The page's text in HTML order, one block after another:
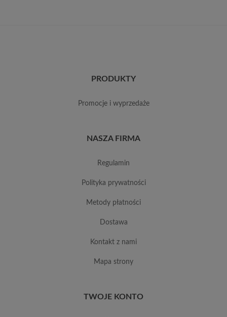
PRODUKTY
promocje i wyprzedaże
NASZA FIRMA
regulamin
polityka prywatności
metody płatności
dostawa
kontakt z nami
mapa strony
TWOJE KONTO